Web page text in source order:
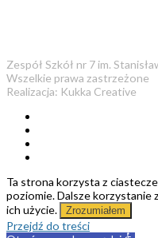
Zespół Szkół nr 7 im.
Wszelkie prawa zastrzeżone
Realizacja: Kukka Creative
Ta strona korzysta z
poziomie. Dalsze korzystanie
ich użycie.
Zrozumiałem
Przejdź do treści